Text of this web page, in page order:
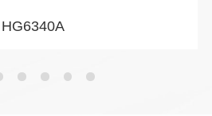
HG6340A